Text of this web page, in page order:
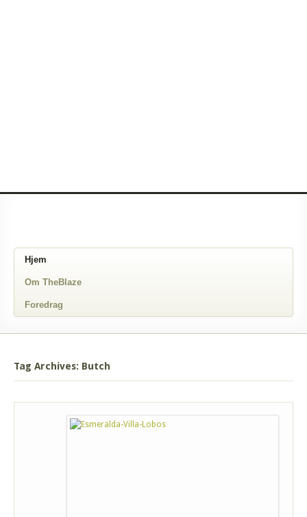
Hjem
Om TheBlaze
Foredrag
Tag Archives: Butch